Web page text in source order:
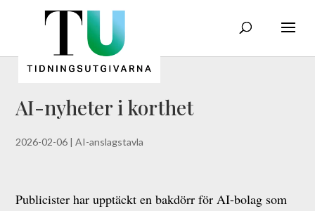
AI-nyheter i korthet
2026-02-06 |AI-anslagstavla
Publicister har upptäckt en bakdörr för AI-bolag som